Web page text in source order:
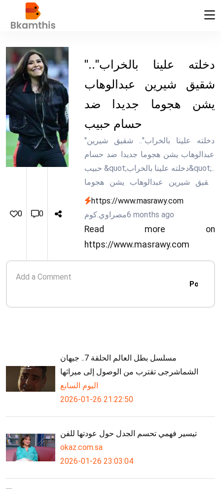
0 0
"دخلته علينا بالخراب"..
شقيق شيرين عبدالوهاب
يشن هجوما جديدا ضد
حسام حبيب
"دخلته علينا بالخراب".. شقيق شيرين
عبدالوهاب يشن هجوما جديدا ضد حسام
حبيب &quot;دخلته علينا بالخراب&quot;..
شقيق شيرين عبدالوهاب يشن هجوما
جديدا ضد حسام حبيب
https://www.masrawy.com
مصراوي.كوم6 months ago
Read more on
https://www.masrawy.com
Post
مسلسل بطل العالم الحلقة 7.. جيهان
الشماشرجى تقترب من الوصول إلى ميراثها
اليوم السابع
2026-01-26 21:22:50
تيسير فهمي تحسم الجدل حول عودتها للفن
okaz.com.sa
2026-01-26 23:03:04